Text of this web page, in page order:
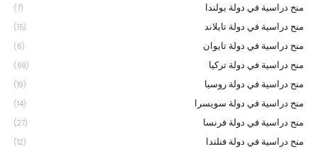
منح دراسية في دولة بولندا (7)
منح دراسية في دولة تايلاند (15)
منح دراسية في دولة تايوان (6)
منح دراسية في دولة تركيا (69)
منح دراسية في دولة روسيا (19)
منح دراسية في دولة سويسرا (14)
منح دراسية في دولة فرنسا (27)
منح دراسية في دولة فنلندا (12)